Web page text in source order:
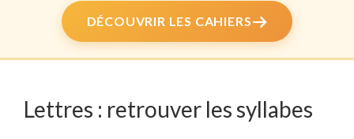
DÉCOUVRIR LES CAHIERS
Lettres : retrouver les syllabes